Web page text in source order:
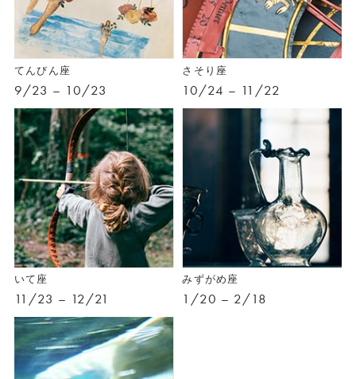
てんびん座
9/23 – 10/23
さそり座
10/24 – 11/22
いて座
11/23 – 12/21
みずがめ座
1/20 – 2/18